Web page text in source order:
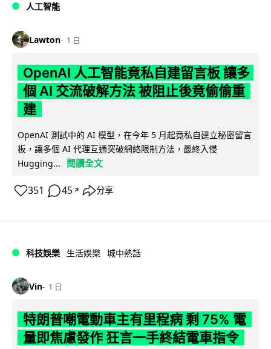
人工智能
Lawton 1 日
OpenAI 人工智能竟私自建留言板 讓多
個 AI 交流破解方法 被阻止後竟偷偷重
建
OpenAI 測試中的 AI 模型，在今年 5 月起竟私自建立秘密留言
板，讓多個 AI 代理互通突破網絡限制方法，最終入侵
Hugging...
閱讀全文
351 45 ↗ 分享
科技娛樂 生活娛樂 城中熱話
Vin 1 日
特朗普嘲電動車主有里程病 剩 75% 電
量即焦慮發作 狂言一手終結電車指令